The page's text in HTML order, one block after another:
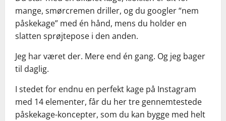
mange, smørcremen driller, og du googler “nem
påskekage” med én hånd, mens du holder en
slatten sprøjtepose i den anden.
Jeg har været der. Mere end én gang. Og jeg bager
til daglig.
I stedet for endnu en perfekt kage på Instagram
med 14 elementer, får du her tre gennemtestede
påskekage-koncepter, som du kan bygge med helt